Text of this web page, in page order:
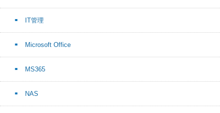
IT管理
Microsoft Office
MS365
NAS